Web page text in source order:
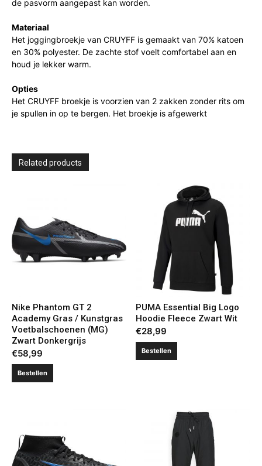
de pasvorm aangepast kan worden.
Materiaal
Het joggingbroekje van CRUYFF is gemaakt van 70% katoen
en 30% polyester. De zachte stof voelt comfortabel aan en
houd je lekker warm.
Opties
Het CRUYFF broekje is voorzien van 2 zakken zonder rits om
je spullen in op te bergen. Het broekje is afgewerkt
Related products
Nike Phantom GT 2
Academy Gras / Kunstgras
Voetbalschoenen (MG)
Zwart Donkergrijs
€58,99
Bestellen
PUMA Essential Big Logo
Hoodie Fleece Zwart Wit
€28,99
Bestellen